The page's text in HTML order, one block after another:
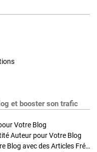
et booster son trafic
Votre Blog
Auteur pour Votre Blog
Stratégies de Publication : Boostez Votre Blog avec des Articles Fréquents et Exclusifs